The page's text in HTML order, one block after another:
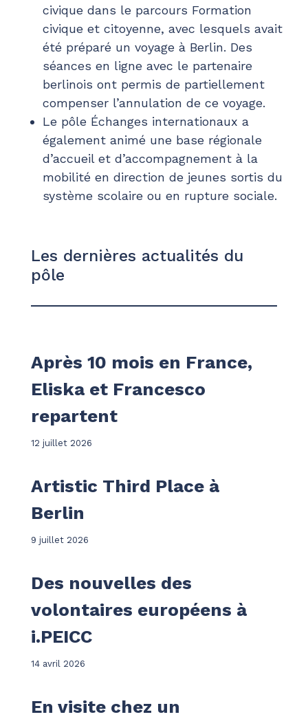
civique dans le parcours Formation
civique et citoyenne, avec lesquels avait
été préparé un voyage à Berlin. Des
séances en ligne avec le partenaire
berlinois ont permis de partiellement
compenser l’annulation de ce voyage.
Le pôle Échanges internationaux a
également animé une base régionale
d’accueil et d’accompagnement à la
mobilité en direction de jeunes sortis du
système scolaire ou en rupture sociale.
Les dernières actualités du
pôle
Après 10 mois en France,
Eliska et Francesco
repartent
12 juillet 2026
Artistic Third Place à
Berlin
9 juillet 2026
Des nouvelles des
volontaires européens à
i.PEICC
14 avril 2026
En visite chez un